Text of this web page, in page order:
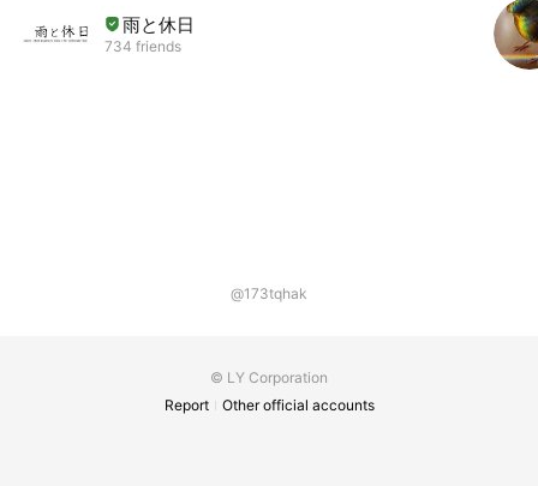
雨と休日
734 friends
@173tqhak
© LY Corporation
Report
Other official accounts